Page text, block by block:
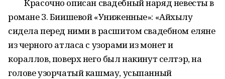
Красочно описан свадебный наряд невесты в
романе З. Биишевой «Униженные»: «Айхылу
сидела перед ними в расшитом свадебном еляне
из черного атласа с узорами из монет и
кораллов, поверх него был накинут селтэр, на
голове узорчатый кашмау, усыпанный